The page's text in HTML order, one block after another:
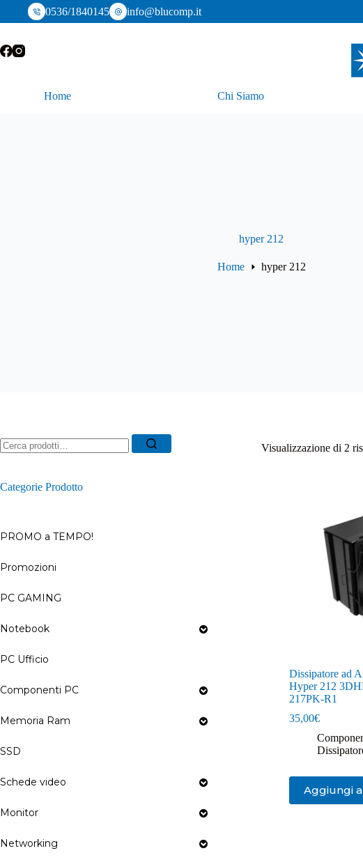
0536/1840145 info@blucomp.it
Home Chi Siamo
hyper 212
Home hyper 212
Visualizzazione di 2
Dissipatore ad
Hyper 212
217PK-R1
35,00€
Aggiungi
Ricerca
per:
Categorie Prodotto
PROMO a TEMPO!
Promozioni
–
PC GAMING
Notebook
PC Ufficio
Componenti PC
Memoria Ram
SSD
Schede video
Monitor
Networking